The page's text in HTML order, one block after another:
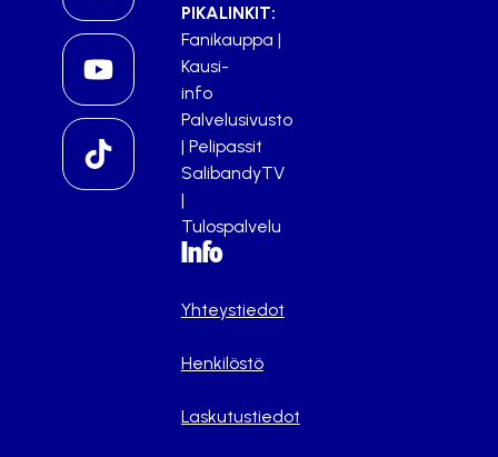
PIKALINKIT:
Fanikauppa |
Kausi-
info
Palvelusivusto
| Pelipassit
SalibandyTV
|
Tulospalvelu
Info
Yhteystiedot
Henkilöstö
Laskutustiedot